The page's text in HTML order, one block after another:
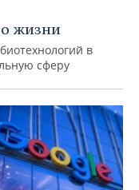
жизни
в
сферу